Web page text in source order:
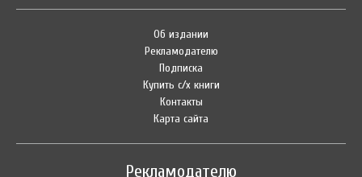
Об издании
Рекламодателю
Подписка
Купить с/х книги
Контакты
Карта сайта
Рекламодателю